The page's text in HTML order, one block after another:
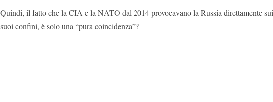
Quindi, il fatto che la CIA e la NATO dal 2014 provocavano la Russia direttamente sui
suoi confini, è solo una “pura coincidenza”?